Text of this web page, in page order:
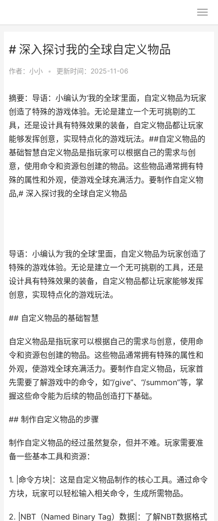
# 深入探讨我的全球自定义物品
作者： 小小 • 更新时间：2025-11-06
摘要：导语：小编认为‘我的全球’里面，自定义物品为玩家
创造了特殊的游戏体验。无论是建立一个无可挑剔的工
具，还是设计具有特殊效果的装备，自定义物品都让玩家
能够发挥创意，实现特点化的游戏玩法。##自定义物品的
基础智慧自定义物品是指玩家可以根据自己的需求与创
意，使用命令和资源包创建的物品。这些物品通常拥有特
殊的属性和外观，使游戏全球充满活力。要制作自定义物
品,# 深入探讨我的全球自定义物品
导语：小编认为‘我的全球’里面，自定义物品为玩家创造了
特殊的游戏体验。无论是建立一个无可挑剔的工具，还是
设计具有特殊效果的装备，自定义物品都让玩家能够发挥
创意，实现特点化的游戏玩法。
## 自定义物品的基础智慧
自定义物品是指玩家可以根据自己的需求与创意，使用命
令和资源包创建的物品。这些物品通常拥有特殊的属性和
外观，使游戏全球充满活力。要制作自定义物品，玩家首
先需要了解游戏中的命令，如“/give”、“/summon”等，掌
握这些命令能为后续的物品创造打下基础。
## 制作自定义物品的步骤
制作自定义物品的经过虽然复杂，但并不难。玩家需要准
备一些基本工具和资源：
1. |命令方块|：这是自定义物品制作的核心工具。通过命令
方块，玩家可以轻松输入相关命令，生成所需物品。
2. |NBT（Named Binary Tag）数据|：了解NBT数据格式